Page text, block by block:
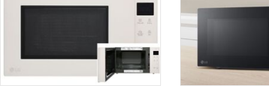
gia đình.